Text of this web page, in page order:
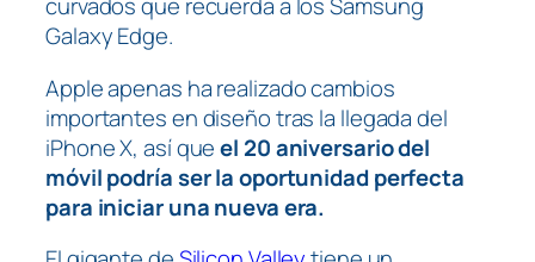
curvados que recuerda a los Samsung
Galaxy Edge.
Apple apenas ha realizado cambios
importantes en diseño tras la llegada del
iPhone X, así queel 20 aniversario del
móvil podría ser la oportunidad perfecta
para iniciar una nueva era.